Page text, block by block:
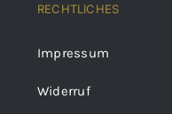
RECHTLICHES
Impressum
Widerruf